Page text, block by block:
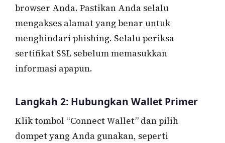
browser Anda. Pastikan Anda selalu
mengakses alamat yang benar untuk
menghindari phishing. Selalu periksa
sertifikat SSL sebelum memasukkan
informasi apapun.
Langkah 2: Hubungkan Wallet Primer
Klik tombol “Connect Wallet” dan pilih
dompet yang Anda gunakan, seperti